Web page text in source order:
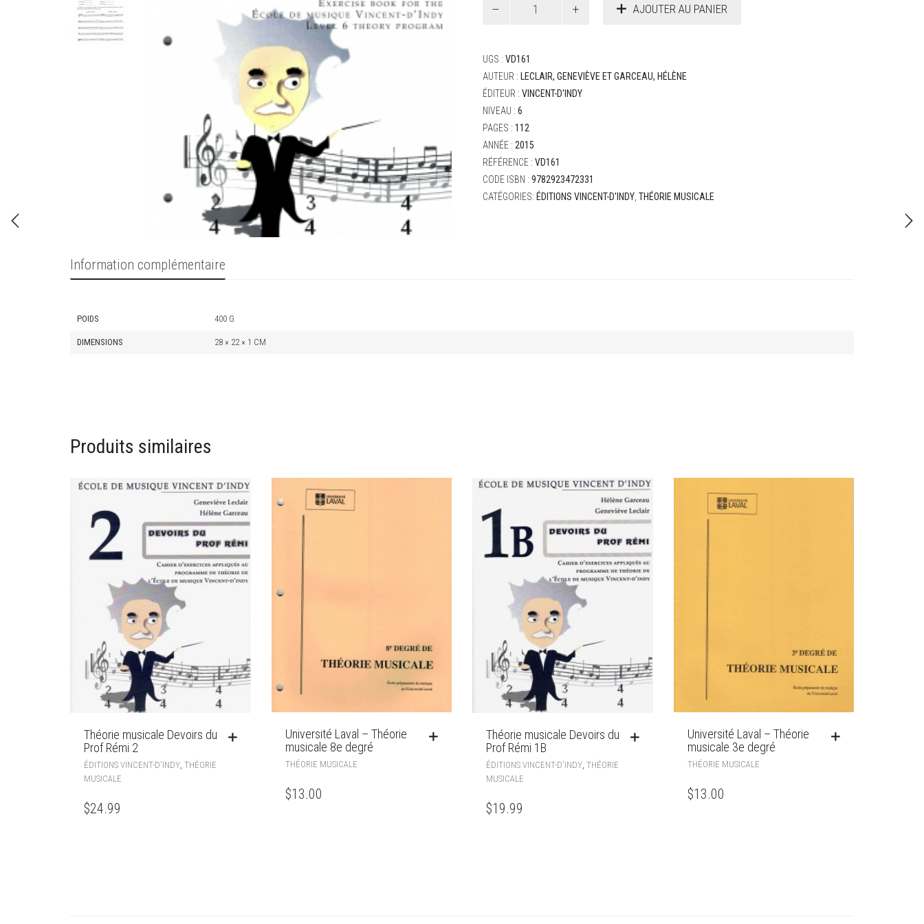
Workbook
Grade
Musical
Theory
AJOUTER AU PANIER
UGS : VD161
AUTEUR :
LECLAIR, GENEVIÈVE ET GARCEAU, HÉLÈNE
ÉDITEUR : VINCENT-D'INDY
NIVEAU : 6
PAGES : 112
ANNÉE : 2015
RÉFÉRENCE : VD161
CODE ISBN : 9782923472331
CATÉGORIES: ÉDITIONS VINCENT-D'INDY THÉORIE MUSICALE
Information complémentaire
POIDS 400 G
DIMENSIONS 28 × 22 × 1 CM
Produits similaires
Théorie musicale Devoirs du
Prof Rémi 2
ÉDITIONS VINCENT-D'INDY, THÉORIE
MUSICALE
$24.99
Université Laval – Théorie
musicale 8e degré
THÉORIE MUSICALE
$13.00
Théorie musicale Devoirs du
Prof Rémi 1B
ÉDITIONS VINCENT-D'INDY, THÉORIE
MUSICALE
$19.99
Université Laval – Théorie
musicale 3e degré
THÉORIE MUSICALE
$13.00